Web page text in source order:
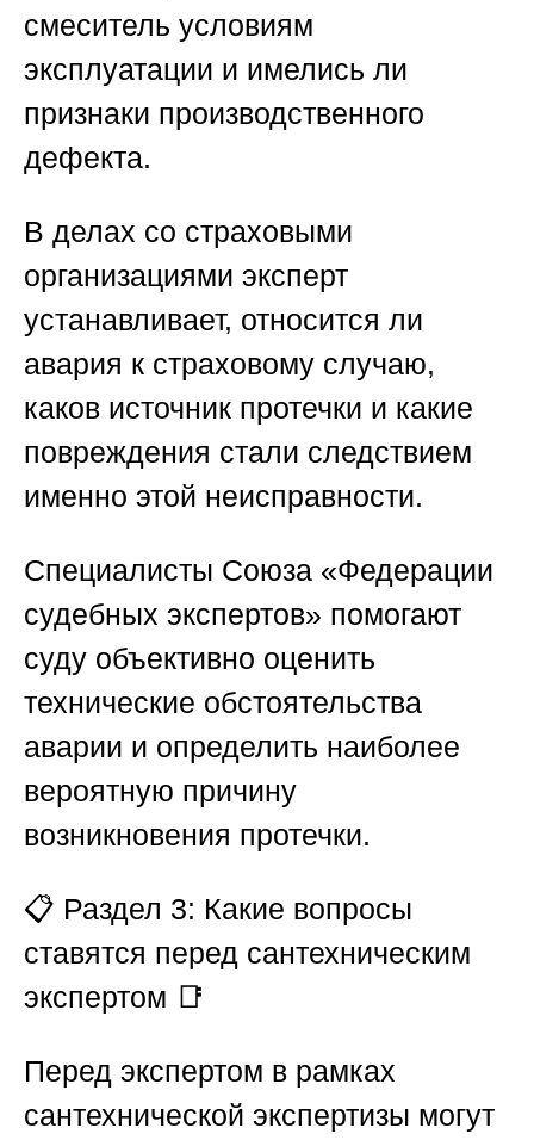
смеситель условиям
эксплуатации и имелись ли
признаки производственного
дефекта.
В делах со страховыми
организациями эксперт
устанавливает, относится ли
авария к страховому случаю,
каков источник протечки и какие
повреждения стали следствием
именно этой неисправности.
Специалисты Союза «Федерации
судебных экспертов» помогают
суду объективно оценить
технические обстоятельства
аварии и определить наиболее
вероятную причину
возникновения протечки.
📋 Раздел 3: Какие вопросы
ставятся перед сантехническим
экспертом 📑
Перед экспертом в рамках
сантехнической экспертизы могут